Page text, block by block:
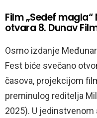
Film „Sedef
otvara 8. Dunav
Osmo izdanje
Fest biće svečano
časova, projekcijom
preminulog reditelja
2025). U